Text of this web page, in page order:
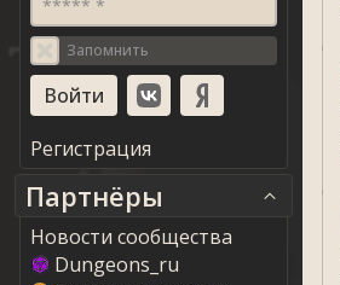
***** *
Запомнить
Регистрация
Партнёры
Новости сообщества
Dungeons_ru